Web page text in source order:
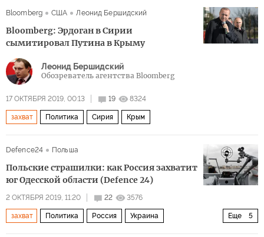
Bloomberg
США Леонид Бершидский
Bloomberg: Эрдоган в Сирии
сымитировал Путина в Крыму
Леонид Бершидский
Обозреватель агентства Bloomberg
17 ОКТЯБРЯ 2019, 00:13 19 8324
захват Политика Сирия Крым
Defence24 Польша
Польские страшилки: как Россия захватит
юг Одесской области (Defence 24)
2 ОКТЯБРЯ 2019, 11:20 22 3576
Еще 5
захват Политика Россия Украина